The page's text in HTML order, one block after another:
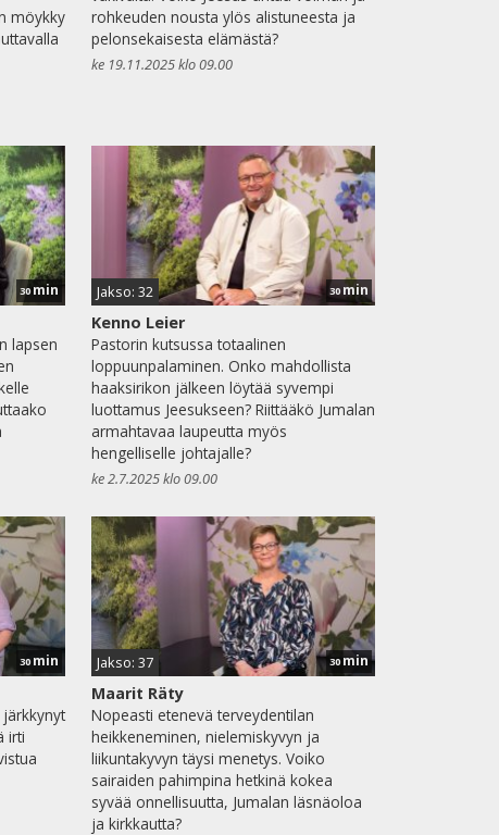
möykky
rohkeuden nousta ylös alistuneesta ja
pelonsekaisesta elämästä?
ke 19.11.2025 klo 09.00
30 min
lapsen
Jakso: 32 30 min
Kenno Leier
Pastorin kutsussa totaalinen
loppuunpalaminen. Onko mahdollista
haaksirikon jälkeen löytää syvempi
luottamus Jeesukseen? Riittääkö Jumalan
armahtavaa laupeutta myös
hengelliselle johtajalle?
ke 2.7.2025 klo 09.00
30 min
irti
Jakso: 37 30 min
Maarit Räty
Nopeasti etenevä terveydentilan
heikkeneminen, nielemiskyvyn ja
liikuntakyvyn täysi menetys. Voiko
sairaiden pahimpina hetkinä kokea
syvää onnellisuutta, Jumalan läsnäoloa
ja kirkkautta?